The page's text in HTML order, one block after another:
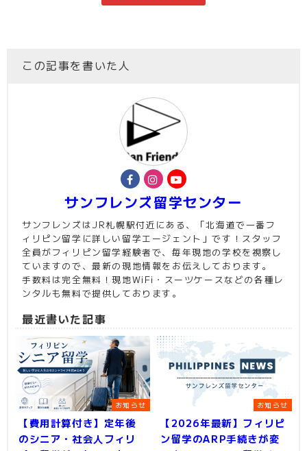
この記事を書いた人
サンフレンズ留学センター
サンフレンズはJR札幌駅付近にある、「北海道で一番フ
ィリピン留学に詳しい留学エージェント」です！スタッフ
全員がフィリピン留学経験者で、毎年現地の学校を視察し
ていますので、最新の現地情報をお伝えしております。
手数料は完全無料！現地WiFi・スーツケースなどの各種レ
ンタルも無料で提供しております。
最近書いた記事
お知らせ
【費用計算付き】定年後
のシニア・社会人フィリ
お知らせ
【2026年最新】フィリピ
ン留学のARP手続きが変